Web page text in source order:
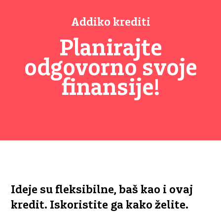
Addiko krediti
Planirajte
odgovorno svoje
finansije!
Ideje su fleksibilne, baš kao i ovaj
kredit. Iskoristite ga kako želite.